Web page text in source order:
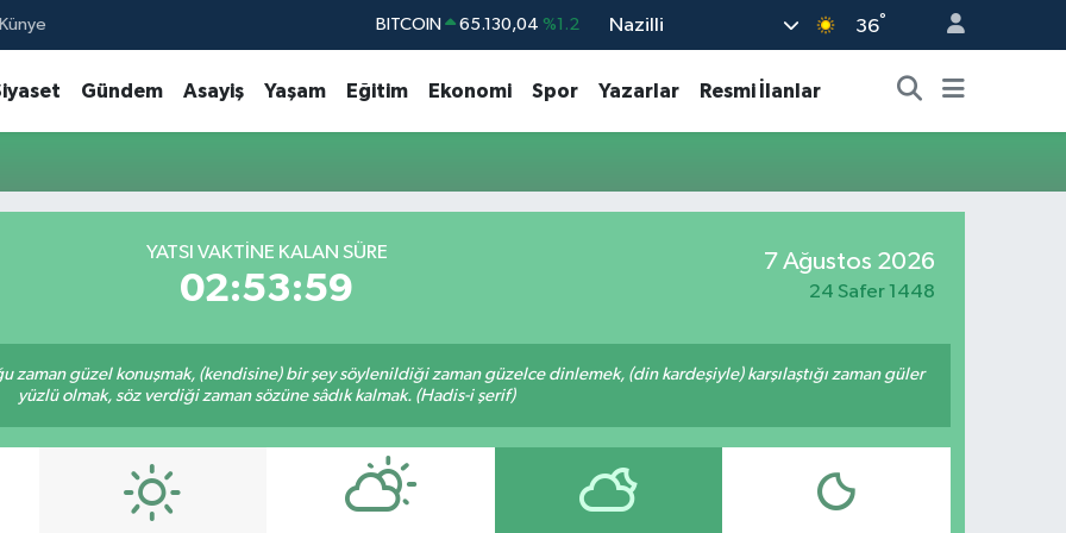
BITCOIN 65.130,04 %1.2
GRAM ALTIN 6618.49 %2.12
Nazilli 36°
Gündem Asayiş Yaşam Eğitim Ekonomi Spor Yazarlar Resmi İlanlar
YATSI VAKTINE KALAN SÜRE
02:53:59
7 Ağustos 2026
24 Safer 1448
zaman güzel konuşmak, (kendisine) bir şey söylenildiği zaman güzelce dinlemek, (din kardeşiyle) karşılaştığı zaman güler
yüzlü olmak, söz verdiği zaman sözüne sâdık kalmak. (Hadis-i şerif)